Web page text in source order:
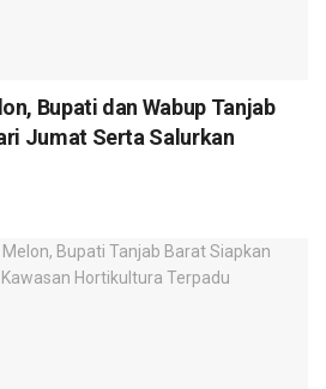
Bupati dan Wabup Tanjab
Jumat Serta Salurkan